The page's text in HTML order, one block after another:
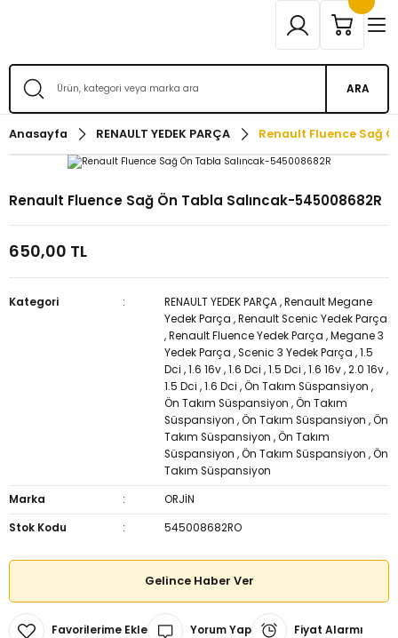
ARA
Anasayfa RENAULT YEDEK PARÇA Renault Fluence Sağ
Renault Fluence Sağ Ön Tabla Salıncak-545008682R
650,00 TL
Kategori RENAULT YEDEK PARÇA ,Renault Megane
Yedek Parça ,Renault Scenic Yedek Parça
,Renault Fluence Yedek Parça ,Megane 3
Yedek Parça ,Scenic 3 Yedek Parça ,1.5
Dci ,1.6 16v ,1.6 Dci ,1.5 Dci ,1.6 16v ,2.0 16v ,
1.5 Dci ,1.6 Dci ,Ön Takım Süspansiyon ,
Ön Takım Süspansiyon ,Ön Takım
Süspansiyon ,Ön Takım Süspansiyon ,Ön
Takım Süspansiyon ,Ön Takım
Süspansiyon ,Ön Takım Süspansiyon ,Ön
Takım Süspansiyon
Marka
ORJİN
Stok Kodu
545008682RO
Gelince Haber Ver
Yorum Yap
Fiyat Alarmı